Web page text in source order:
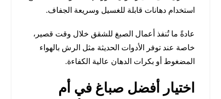
استخدام دهانات قابلة للغسيل وسريعة الجفاف.
عادةً ما تُنفذ أعمال الصبغ للشقق خلال وقت قصير،
خاصة عند توفر الأدوات الحديثة مثل الرش بالهواء
المضغوط أو بكرات الدهان عالية الكفاءة.
اختيار أفضل صباغ في أم